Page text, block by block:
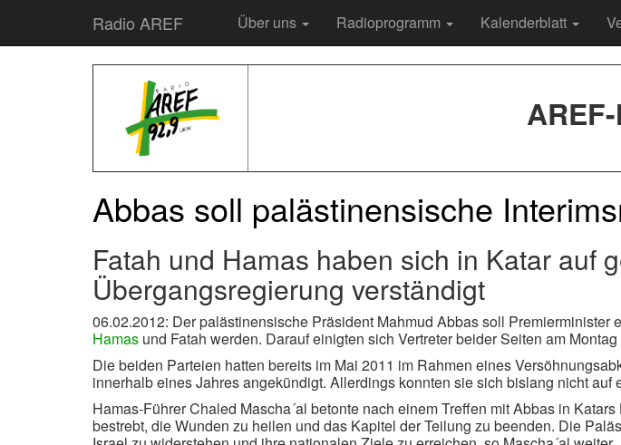
Radio AREF Über uns Radioprogramm Kalenderblatt
Abbas soll palästinensische
Fatah und Hamas haben sich in Katar auf
Übergangsregierung verständigt
06.02.2012: Der palästinensische Präsident Mahmud Abbas soll
Hamas und Fatah werden. Darauf einigten sich Vertreter beider Seiten am
Die beiden Parteien hatten bereits im Mai 2011 im Rahmen eines
innerhalb eines Jahres angekündigt. Allerdings konnten sie sich bislang nicht auf
Hamas-Führer Chaled Mascha´al betonte nach einem Treffen mit Abbas in
bestrebt, die Wunden zu heilen und das Kapitel der Teilung zu beenden. Die